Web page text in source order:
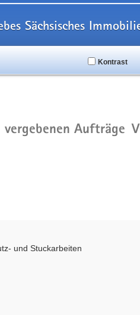
Sächsisches
Kontrast
Aufträge
und Stuckarbeiten